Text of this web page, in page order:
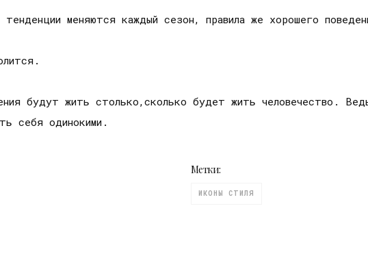
меняются каждый сезон, правила же хорошего
будут жить столько,сколько будет жить человечество.
себя одинокими.
Метки:
ИКОНЫ СТИЛЯ